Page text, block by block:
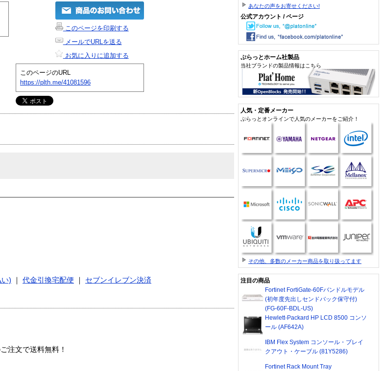
このページを印刷する
メールでURLを送る
お気に入りに追加する
このページのURL
https://plth.me/41081596
) 代金引換宅配便
セブンイレブン決済
注文で送料無料！
あなたの声をお寄せください!
公式アカウント / ページ
ぷらっとホーム社製品
当社ブランドの製品情報はこちら
人気・定番メーカー
ぷらっとオンラインで人気のメーカーをご紹介！
その他、多数のメーカー商品を取り扱ってます
注目の商品
Fortinet FortiGate-60Fバンドルモデル
(初年度先出しセンドバック保守付)
(FG-60F-BDL-US)
Hewlett-Packard HP LCD 8500 コンソ
ール (AF642A)
IBM Flex System コンソール・ブレイ
クアウト・ケーブル (81Y5286)
Fortinet Rack Mount Tray